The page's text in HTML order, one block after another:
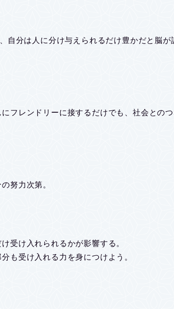
自分は人に分け与えられるだけ豊かだと脳が
フレンドリーに接するだけでも、社会との
努力次第。
受け入れられるかが影響する。
も受け入れる力を身につけよう。